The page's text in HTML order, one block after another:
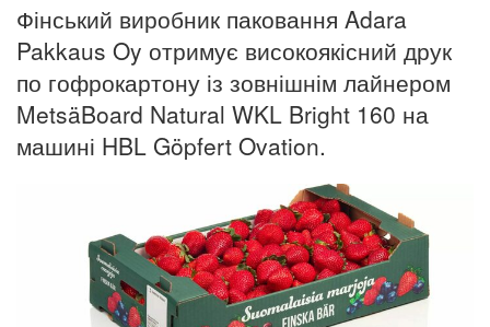
Фінський виробник паковання Adara
Pakkaus Oy отримує високоякісний друк
по гофрокартону із зовнішнім лайнером
MetsäBoard Natural WKL Bright 160 на
машині HBL Göpfert Ovation.